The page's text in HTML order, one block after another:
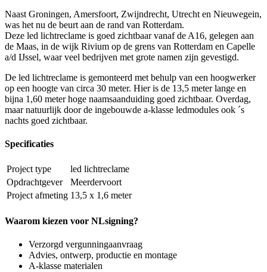
Naast Groningen, Amersfoort, Zwijndrecht, Utrecht en Nieuwegein,
was het nu de beurt aan de rand van Rotterdam.
Deze led lichtreclame is goed zichtbaar vanaf de A16, gelegen aan
de Maas, in de wijk Rivium op de grens van Rotterdam en Capelle
a/d IJssel, waar veel bedrijven met grote namen zijn gevestigd.
De led lichtreclame is gemonteerd met behulp van een hoogwerker
op een hoogte van circa 30 meter. Hier is de 13,5 meter lange en
bijna 1,60 meter hoge naamsaanduiding goed zichtbaar. Overdag,
maar natuurlijk door de ingebouwde a-klasse ledmodules ook ´s
nachts goed zichtbaar.
Specificaties
Project type
led lichtreclame
Opdrachtgever
Meerdervoort
Project afmeting 13,5 x 1,6 meter
Waarom kiezen voor NLsigning?
Verzorgd vergunningaanvraag
Advies, ontwerp, productie en montage
A-klasse materialen